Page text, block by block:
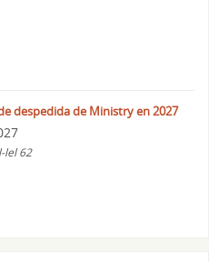
despedida de Ministry en 2027
lel 62